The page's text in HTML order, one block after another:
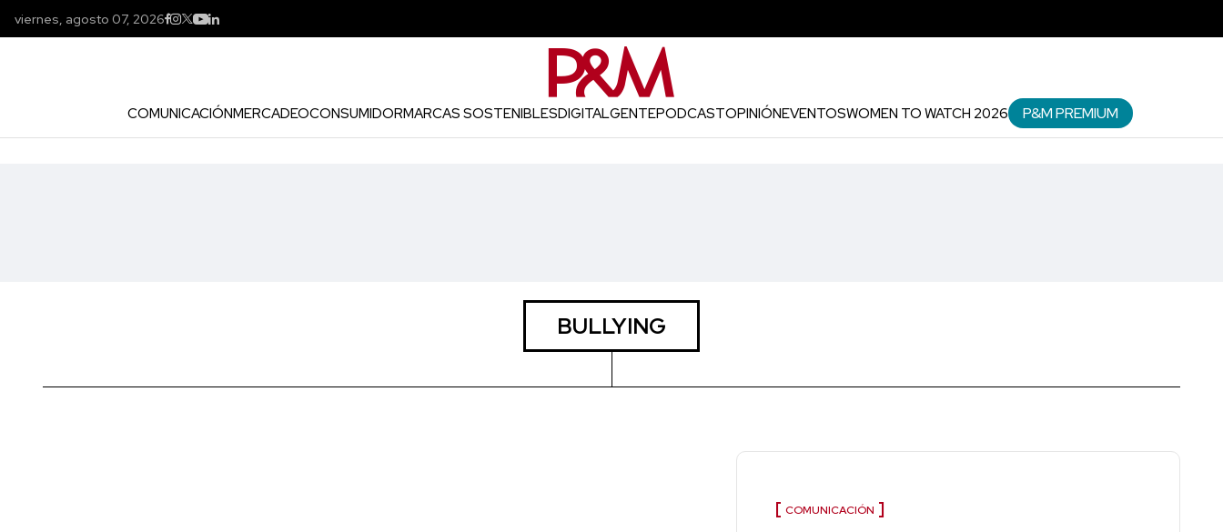
viernes, agosto 07, 2026
COMUNICACIÓNMERCADEOCONSUMIDORMARCAS SOSTENIBLESDIGITALGENTEPODCASTOPINIÓNEVENTOSWOMEN TO WATCH 2026 P&M PREMIUM
BULLYING
COMUNICACIÓN